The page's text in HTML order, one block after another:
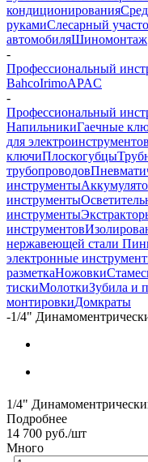
кондиционирования
рукамиСлесарный
автомобиляШиномонтаж
-
Профессиональный
BahcoIrimoAPAC
-
Профессиональный
НапильникиГаечные
для электроинструментов
ключиПлоскогубцы
трубопроводов
инструменты
инструменты
инструменты
инструментов
нержавеющей стали
электронные
разметкаНожовки
тискиМолоткиЗубила и
монтировкиДомкраты
-1/4"
1/4"
Подробнее
14 700 руб./шт
Много